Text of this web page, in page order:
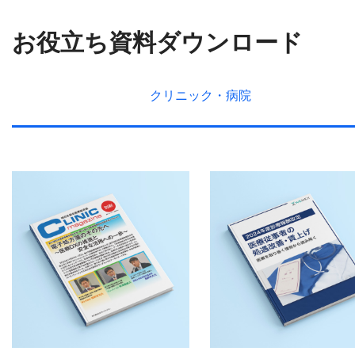
お役立ち資料ダウンロード
クリニック・ 病院